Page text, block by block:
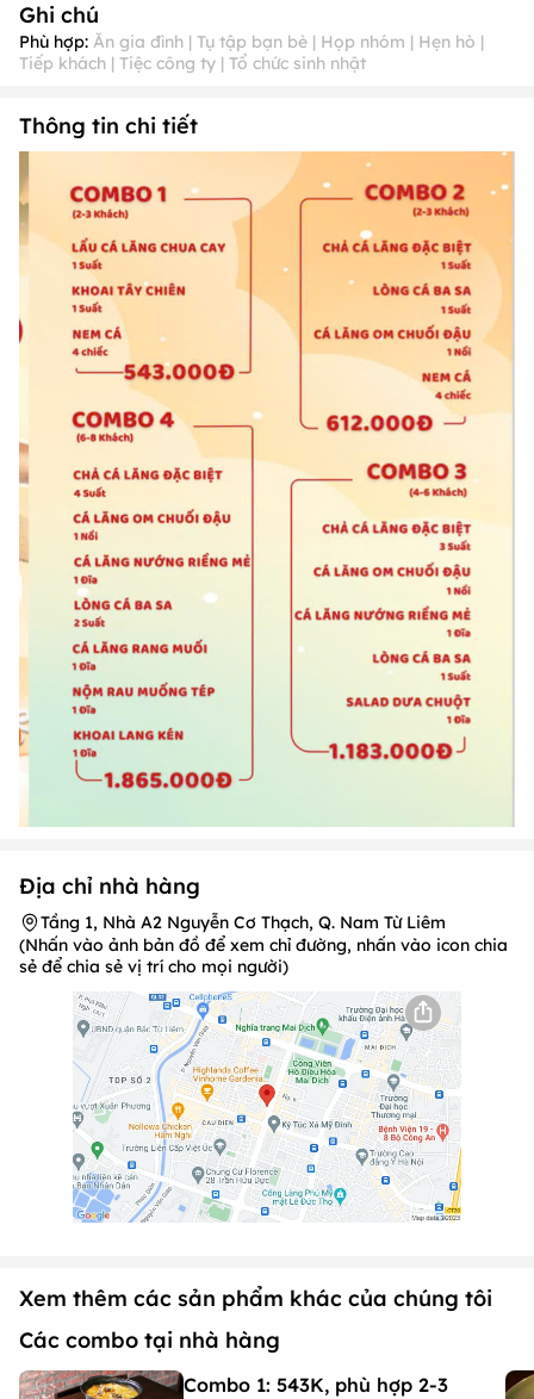
thành viên.
- Ưu đãi không áp dụng vào các ngày:1/1
- Nhà hàng không xuất hóa đơn tài chính.
- Từ 18 người trở lên, cần đặt cọc trước với Nhà hàng.
Ghi chú
Phù hợp: Ăn gia đình | Tụ tập bạn bè | Họp nhóm | Hẹn hò |
Tiếp khách | Tiệc công ty | Tổ chức sinh nhật
Thông tin chi tiết
Địa chỉ nhà hàng
Tầng 1, Nhà A2 Nguyễn Cơ Thạch, Q. Nam Từ Liêm
(Nhấn vào ảnh bản đồ để xem chỉ đường, nhấn vào icon chia
sẻ để chia sẻ vị trí cho mọi người)
Xem thêm các sản phẩm khác của chúng tôi
Các combo tại nhà hàng
Combo 1: 543K, phù hợp 2-3